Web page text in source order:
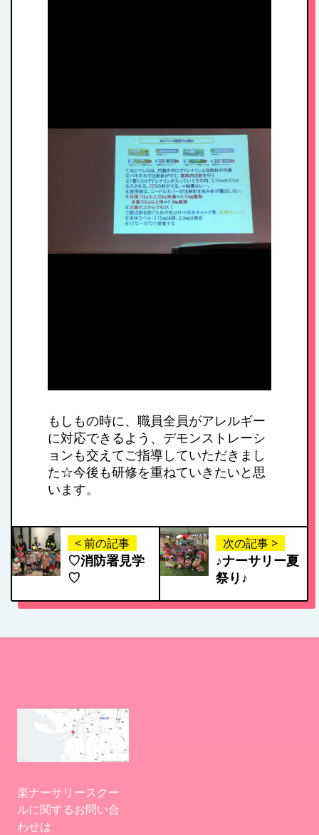
育方針
1日のスケジュール
施設紹介・園概要
入園案内
もしもの時に、職員全員がアレルギー
に対応できるよう、デモンストレーシ
ョンも交えてご指導していただきまし
た☆今後も研修を重ねていきたいと思
います。
< 前の記事
♡消防署見学
♡
次の記事 >
♪ナーサリー夏
祭り♪
楽ナーサリースクー
ルに関するお問い合
わせは